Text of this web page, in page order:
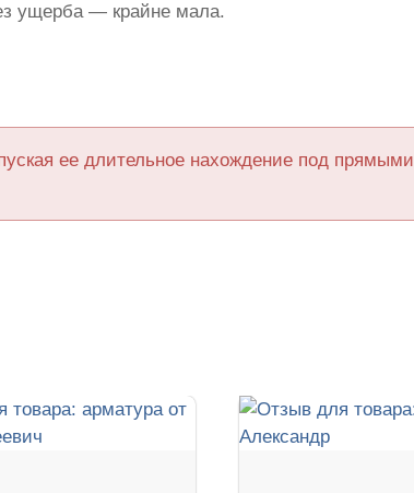
ущерба — крайне мала.
ее длительное нахождение под прямыми